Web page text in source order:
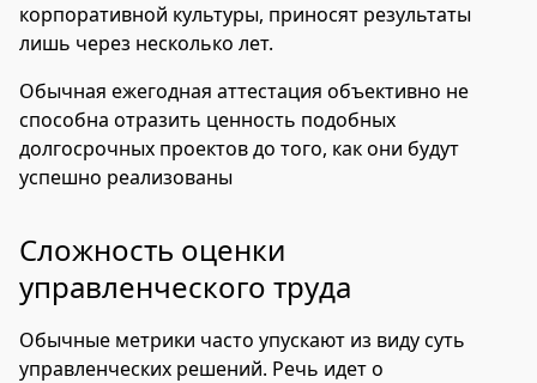
корпоративной культуры, приносят результаты
лишь через несколько лет.
Обычная ежегодная аттестация объективно не
способна отразить ценность подобных
долгосрочных проектов до того, как они будут
успешно реализованы
Сложность оценки
управленческого труда
Обычные метрики часто упускают из виду суть
управленческих решений. Речь идет о